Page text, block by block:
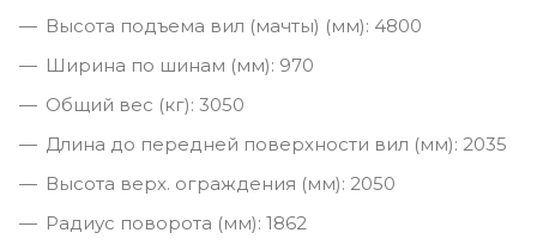
Высота подъема вил (мачты) (мм): 4800
Ширина по шинам (мм): 970
Общий вес (кг): 3050
Длина до передней поверхности вил (мм): 2035
Высота верх. ограждения (мм): 2050
Радиус поворота (мм): 1862